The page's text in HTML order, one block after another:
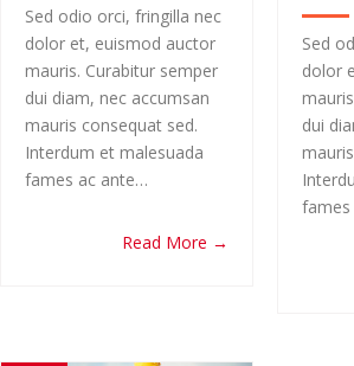
Sed odio orci, fringilla nec
dolor et, euismod auctor
mauris. Curabitur semper
dui diam, nec accumsan
mauris consequat sed.
Interdum et malesuada
fames ac ante…
Read More →
Sed
dolor
dui